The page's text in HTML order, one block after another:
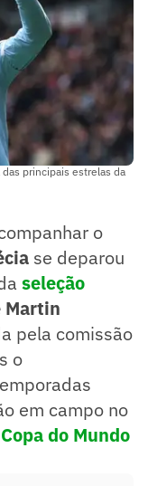
principais estrelas da
o
se deparou
seleção
Martin
pela comissão
o
em campo no
Copa do Mundo